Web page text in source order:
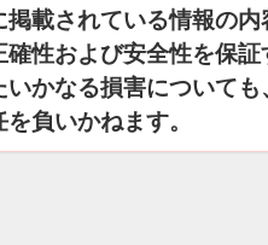
載されている情報の
確性および安全性を保
かなる損害について
負いかねます。